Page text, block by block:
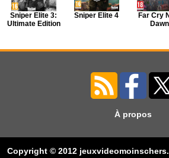
Sniper Elite 3:
Ultimate Edition
Sniper Elite 4
Far Cry
Dawn
À propos
Copyright © 2012